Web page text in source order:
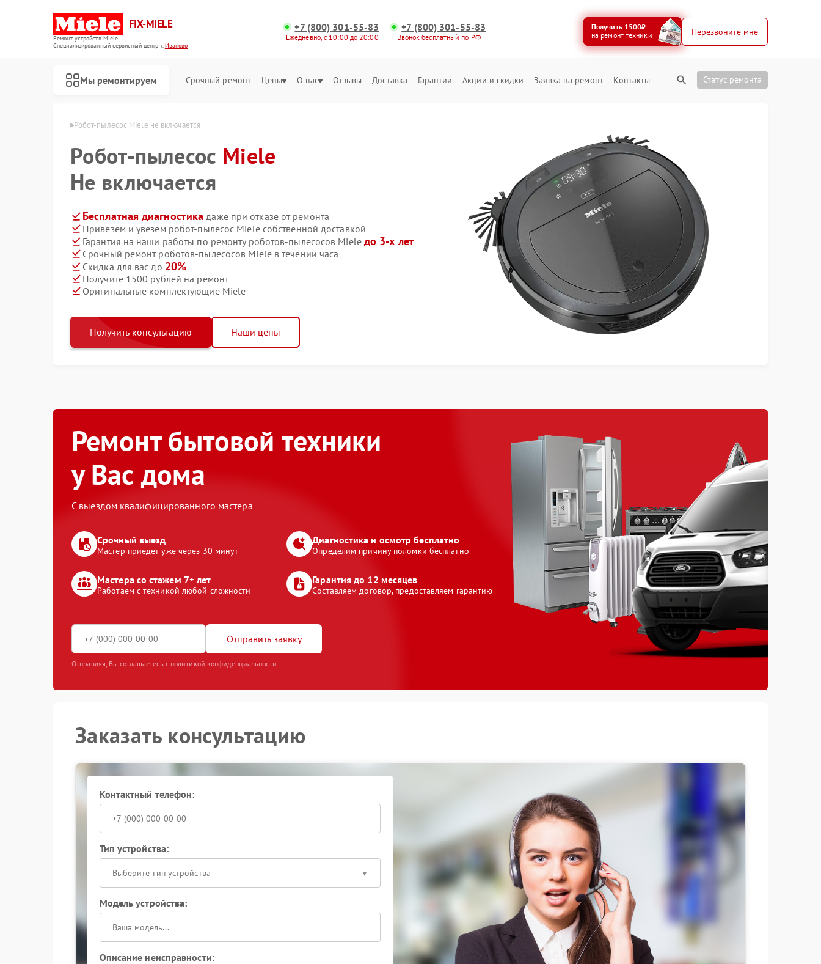
FIX-MIELE
Ремонт устройств Miele
Специализированный cервисный центр г.Иваново
+7 (800) 301-55-83
Ежедневно, с 10:00 до 20:00
+7 (800) 301-55-83
Звонок бесплатный по РФ
Получить 1500₽
на ремонт техники
Перезвоните мне
Мы ремонтируем Срочный ремонт Цены О нас Отзывы Доставка Гарантии Акции и скидки Заявка на ремонт Контакты Статус ремонта
Робот-пылесос Miele не включается
Робот-пылесос Miele
Не включается
Бесплатная диагностика даже при отказе от ремонта
Привезем и увезем робот-пылесос Miele собственной доставкой
Гарантия на наши работы по ремонту роботов-пылесосов Miele до 3-х лет
Срочный ремонт роботов-пылесосов Miele в течении часа
Скидка для вас до 20%
Получите 1500 рублей на ремонт
Оригинальные комплектующие Miele
Получить консультацию Наши цены
Ремонт бытовой техники
у Вас дома
С выездом квалифицированного мастера
Срочный выезд
Мастер приедет уже через 30 минут
Диагностика и осмотр бесплатно
Определим причину поломки бесплатно
Мастера со стажем 7+ лет
Работаем с техникой любой сложности
Гарантия до 12 месяцев
Составляем договор, предоставляем гарантию
Отправить заявку
Отправляя, Вы соглашаетесь с политикой конфиденциальности
Заказать консультацию
Контактный телефон:
Тип устройства:
Выберите тип устройства
Модель устройства:
Описание неисправности: